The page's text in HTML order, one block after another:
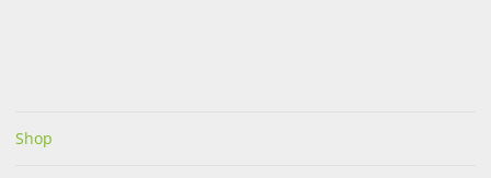
Shop